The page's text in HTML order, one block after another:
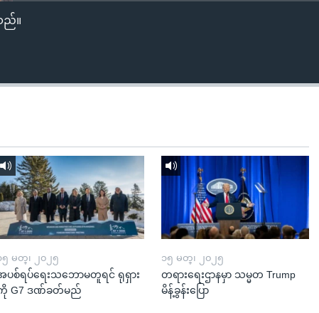
ည်။
၅ မတ္၊ ၂၀၂၅
ပစ်ရပ်ရေးသဘောမတူရင် ရုရှား
G7 ဒဏ်ခတ်မည်
၁၅ မတ္၊ ၂၀၂၅
တရားရေးဌာနမှာ သမ္မတ Trump
မိန့်ခွန်းပြော